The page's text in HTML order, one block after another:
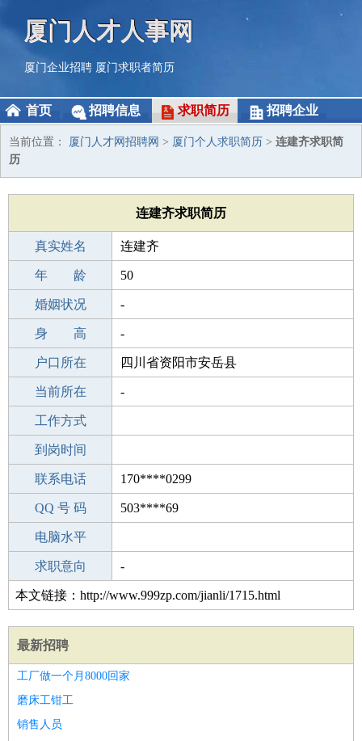
厦门人才人事网
厦门企业招聘 厦门求职者简历
首页 招聘信息 求职简历 招聘企业
当前位置： 厦门人才网招聘网 > 厦门个人求职简历 > 连建齐求职简
历
连建齐求职简历
真实姓名 连建齐
性 别 男
年 龄 50
出生年月 1976-04-08
婚姻状况 -
学 历 本科
身 高 -
毕业学校 本科
户口所在 四川省资阳市安岳县
所学专业 -
当前所在 -
工作经验
工作方式
驾 照
到岗时间
期望月薪
联系电话 170****0299
手机号码 170****0299
QQ 号 码 503****69
微信号码
电脑水平
外语水平
求职意向 -
本文链接：http://www.999zp.com/jianli/1715.html
最新招聘
工厂做一个月8000回家
磨床工钳工
销售人员